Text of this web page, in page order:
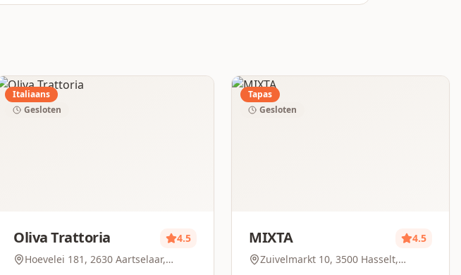
Italiaans
Gesloten
Oliva Trattoria
4.5
Hoevelei 181, 2630 Aartselaar,
Tapas
Gesloten
MIXTA
4.5
Zuivelmarkt 10, 3500 Hasselt,